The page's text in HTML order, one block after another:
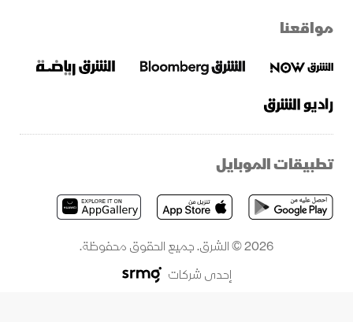
مواقعنا
تطبيقات الموبايل
2026 © الشرق. جميع الحقوق محفوظة.
إحدى شركات